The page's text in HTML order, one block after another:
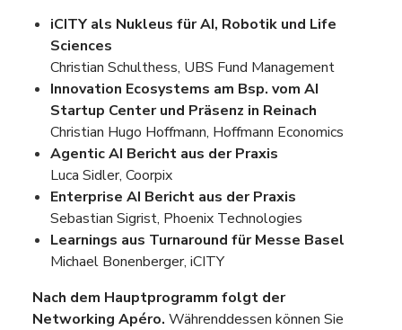
iCITY als Nukleus für AI, Robotik und Life
Sciences
Christian Schulthess, UBS Fund Management
Innovation Ecosystems am Bsp. vom AI
Startup Center und Präsenz in Reinach
Christian Hugo Hoffmann, Hoffmann Economics
Agentic AI Bericht aus der Praxis
Luca Sidler, Coorpix
Enterprise AI Bericht aus der Praxis
Sebastian Sigrist, Phoenix Technologies
Learnings aus Turnaround für Messe Basel
Michael Bonenberger, iCITY
Nach dem Hauptprogramm folgt der
Networking Apéro. Währenddessen können Sie